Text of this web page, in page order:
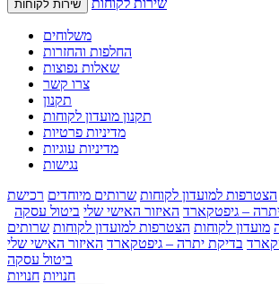
שירות לקוחות שירות לקוחות
משלוחים
החלפות והחזרות
שאלות נפוצות
צרו קשר
תקנון
תקנון מועדון לקוחות
מדיניות פרטיות
מדיניות עוגיות
נגישות
הצטרפות למועדון לקוחות שרותים מיוחדים רכישת
– גיפטקארד האיזור האישי שלי ביטול עסקה
מועדון לקוחות הצטרפות למועדון לקוחות שרותים
בדיקת יתרה – גיפטקארד האיזור האישי שלי
ביטול עסקה
חנויות חנויות